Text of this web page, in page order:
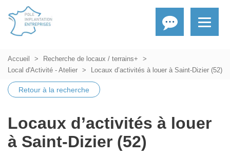
Accueil
Recherche de locaux / terrains+
Local d'Activité - Atelier
Locaux d’activités à louer à Saint-Dizier (52)
Retour à la recherche
Locaux d’activités à louer
à Saint-Dizier (52)